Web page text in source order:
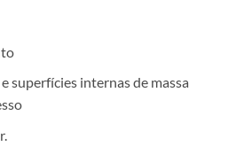
superfícies internas de massa